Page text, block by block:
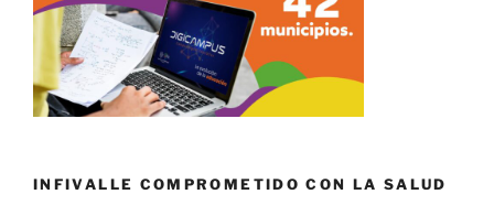
INFIVALLE COMPROMETIDO CON LA SALUD